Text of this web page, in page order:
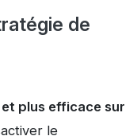
de
plus efficace sur
le